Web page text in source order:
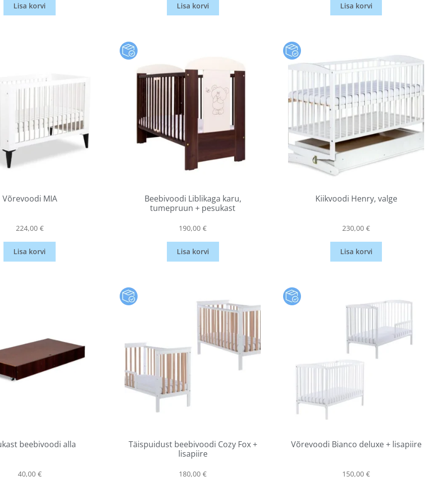
Lisa korvi Lisa korvi Lisa korvi
Võrevoodi MIA
224,00 €
Lisa korvi
Beebivoodi Liblikaga karu,
tumepruun + pesukast
190,00€
Lisa korvi
Kiikvoodi Henry, valge
230,00€
Lisa korvi
beebivoodi alla
40,00 €
Täispuidust beebivoodi Cozy Fox +
lisapiire
180,00€
Võrevoodi Bianco deluxe + lisapiire
150,00€